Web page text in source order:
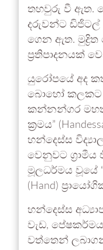
තහවුරු වී ඇත.
දරුවන්ට ඩිජිටල්
ගෙන ඇත.
ප්‍රතිපාදනයක්
යුරෝපයේ අද
බොහෝ කලකට
කන්නන්ගර
ක්‍රමය”
හන්දෙස්ස
වෙනුවට
මූලධර්මය වූයේ
(Hand)
හන්දෙස්ස
වැඩ,
වත්තෙන්